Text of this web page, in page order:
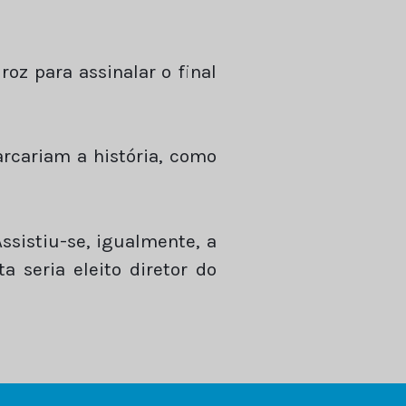
para assinalar o final
a história, como
se, igualmente, a
seria eleito diretor do